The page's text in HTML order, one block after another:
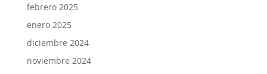
febrero 2025
enero 2025
diciembre 2024
noviembre 2024